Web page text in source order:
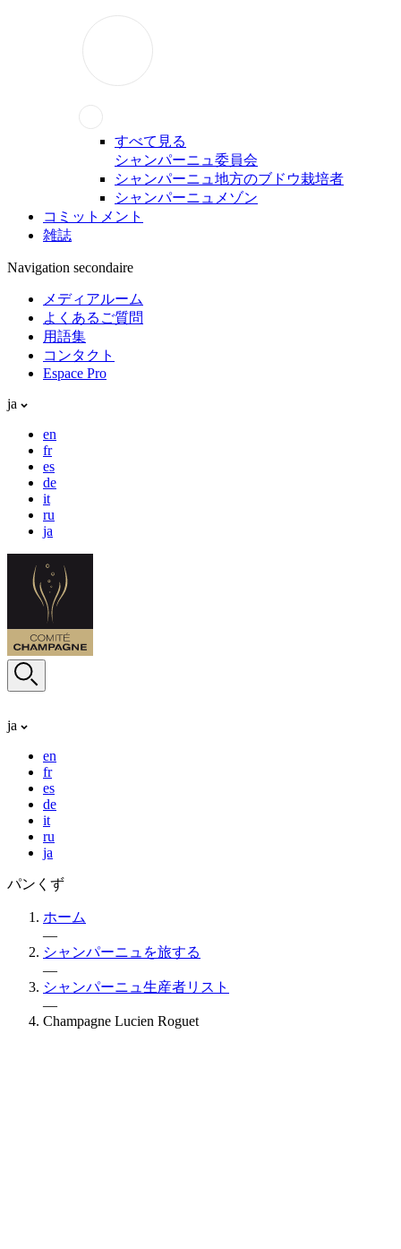
すべて見る
シャンパーニュ委員会
シャンパーニュ地方のブドウ栽培者
シャンパーニュメゾン
コミットメント
雑誌
Navigation secondaire
メディアルーム
よくあるご質問
用語集
コンタクト
Espace Pro
ja
en
fr
es
de
it
ru
ja
ja
en
fr
es
de
it
ru
ja
パンくず
ホーム
—
シャンパーニュを旅する
—
シャンパーニュ生産者リスト
—
Champagne Lucien Roguet